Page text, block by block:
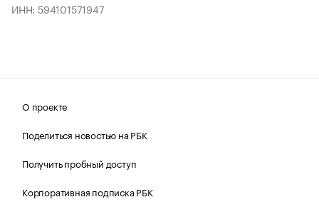
ИНН: 594101571947
О проекте
Поделиться новостью на РБК
Получить пробный доступ
Корпоративная подписка РБК